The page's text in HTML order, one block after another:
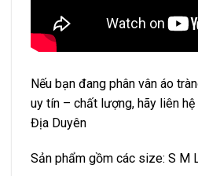
Nếu bạn đang phân vân áo
uy tín – chất lượng, hãy liên
Địa Duyên
Sản phẩm gồm các size: S M